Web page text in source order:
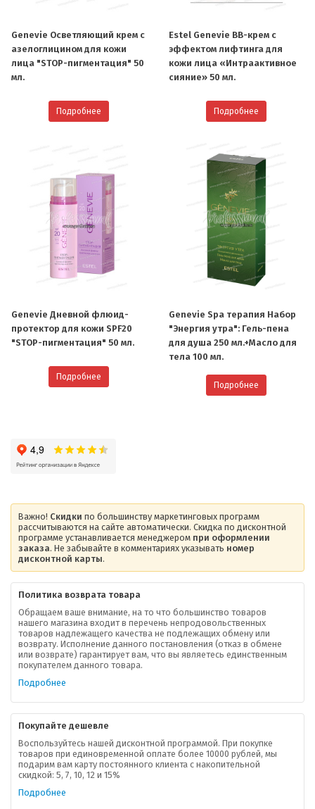
Genevie Осветляющий крем с
азелоглицином для кожи
лица "STOP-пигментация" 50
мл.
Подробнее
Estel Genevie BB-крем c
эффектом лифтинга для
кожи лица «Интраактивное
сияние» 50 мл.
Подробнее
Genevie Дневной флюид-
протектор для кожи SPF20
"STOP-пигментация" 50 мл.
Подробнее
Genevie Spa терапия Набор
"Энергия утра": Гель-пена
для душа 250 мл.+Масло для
тела 100 мл.
Подробнее
Важно! Скидки по большинству маркетинговых программ
рассчитываются на сайте автоматически. Скидка по дисконтной
программе устанавливается менеджером при оформлении
заказа. Не забывайте в комментариях указывать номер
дисконтной карты.
Политика возврата товара
Обращаем ваше внимание, на то что большинство товаров
нашего магазина входит в перечень непродовольственных
товаров надлежащего качества не подлежащих обмену или
возврату. Исполнение данного постановления (отказ в обмене
или возврате) гарантирует вам, что вы являетесь единственным
покупателем данного товара.
Подробнее
Покупайте дешевле
Воспользуйтесь нашей дисконтной программой. При покупке
товаров при единовременной оплате более 10000 рублей, мы
подарим вам карту постоянного клиента с накопительной
скидкой: 5, 7, 10, 12 и 15%
Подробнее
О компании
Ваша скидка
Контактная информация
В помощь покупателю
Форма обратной связи